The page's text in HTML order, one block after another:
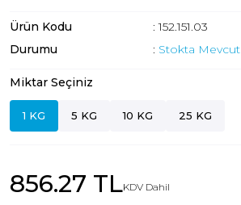
Ürün Kodu
: 152.151.03
Durumu
: Stokta Mevcut
Miktar Seçiniz
1 KG 5 KG 10 KG 25 KG
856.27 TLKDV Dahil